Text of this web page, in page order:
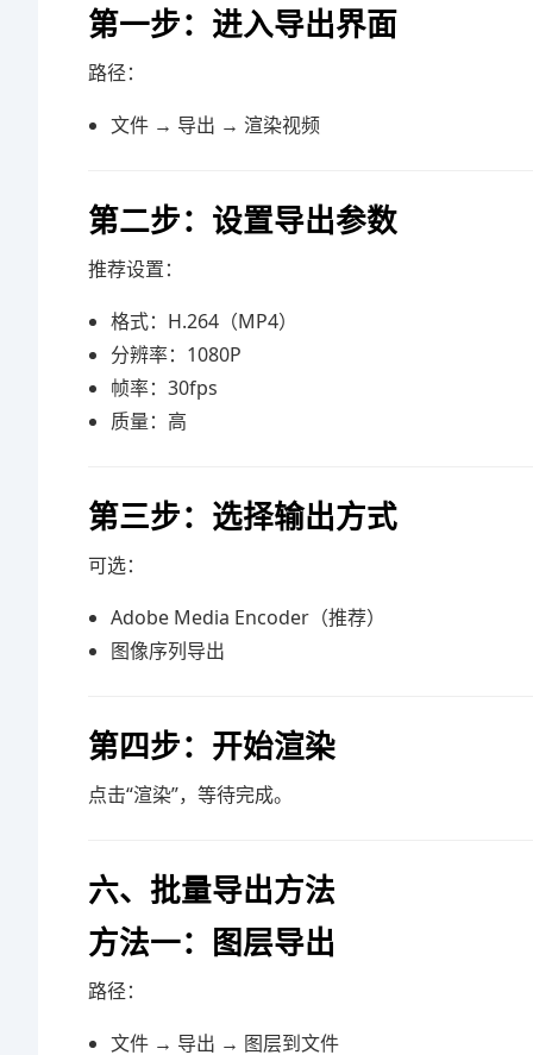
第一步：进入导出界面
路径：
文件 → 导出 → 渲染视频
第二步：设置导出参数
推荐设置：
格式：H.264（MP4）
分辨率：1080P
帧率：30fps
质量：高
第三步：选择输出方式
可选：
Adobe Media Encoder（推荐）
图像序列导出
第四步：开始渲染
点击“渲染”，等待完成。
六、批量导出方法
方法一：图层导出
路径：
文件 → 导出 → 图层到文件